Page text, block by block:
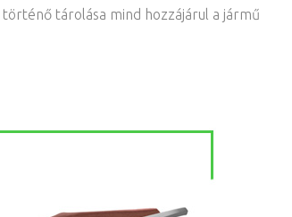
tárolása mind hozzájárul a jármű